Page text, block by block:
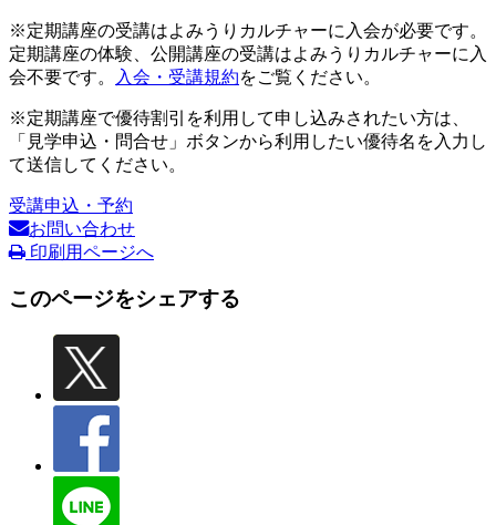
※定期講座の受講はよみうりカルチャーに入会が必要です。
定期講座の体験、公開講座の受講はよみうりカルチャーに入
会不要です。
入会・受講規約をご覧ください。
※定期講座で優待割引を利用して申し込みされたい方は、
「見学申込・問合せ」ボタンから利用したい優待名を入力し
て送信してください。
受講申込・予約
お問い合わせ
印刷用ページへ
このページをシェアする